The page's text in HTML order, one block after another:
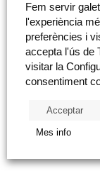
Chirivella Soriano,
Rosa Santos,
Fernando, Jerez
(2005).El otro por
Galería La
Adelantado,
Fem servir
l'experiència
preferències i
accepta l'ús de
visitar la
consentiment
Acceptar
Mes info